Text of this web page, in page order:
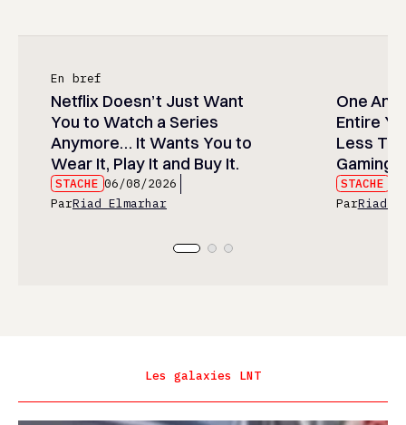
En bref
Netflix Doesn’t Just Want
You to Watch a Series
Anymore… It Wants You to
Wear It, Play It and Buy It.
STACHE 06/08/2026
ParRiad Elmarhar
One
Entire
Less
Gaming
STACHE
ParRiad
Les galaxies LNT